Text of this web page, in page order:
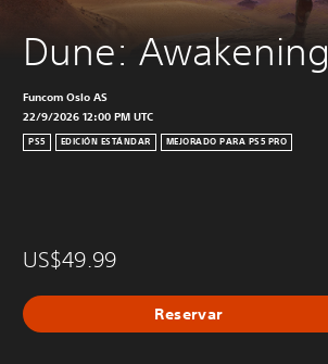
Dune: Awakening
Funcom Oslo AS
22/9/2026 12:00 PM UTC
PS5 EDICIÓN ESTÁNDAR MEJORADO PARA PS5 PRO
US$49.99
Reservar